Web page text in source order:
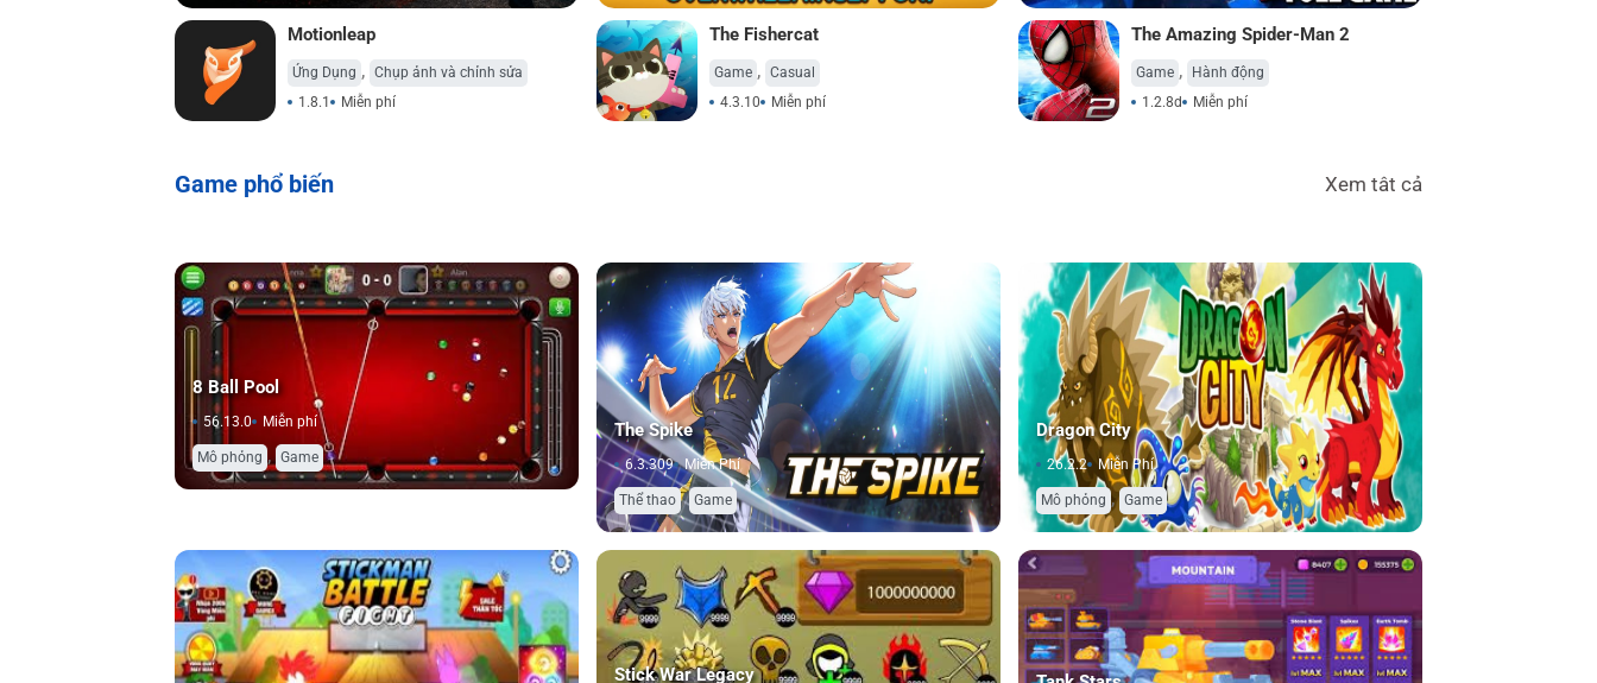
Motionleap
Ứng Dụng , Chụp ảnh và chỉnh sửa
1.8.1
Miễn phí
The Fishercat
Game , Casual
4.3.10
Miễn phí
The Amazing Spider-Man 2
Game ,
Hành động
1.2.8d
Miễn phí
Game phổ biến Xem tât cả
8 Ball Pool
56.13.0 Miễn phí
Mô phỏng , Game
The Spike
6.3.309 Miễn Phí
Thể thao , Game
Dragon City
26.2.2 Miễn Phí
Mô phỏng , Game
Stick War Legacy